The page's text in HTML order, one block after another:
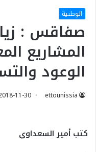
الوطنية
صفاقس :
المشاريع
الوعود
ettounissia
11-30
كتب أمير السعداوي